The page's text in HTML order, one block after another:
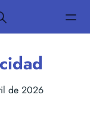
de 2026